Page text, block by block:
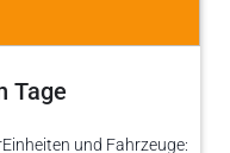
Tage
und Fahrzeuge: